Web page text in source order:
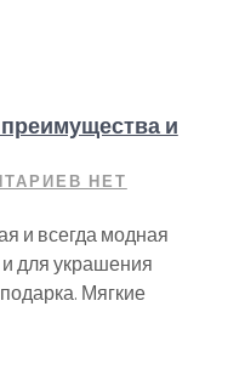
и
НЕТ
и всегда модная
для украшения
Мягкие